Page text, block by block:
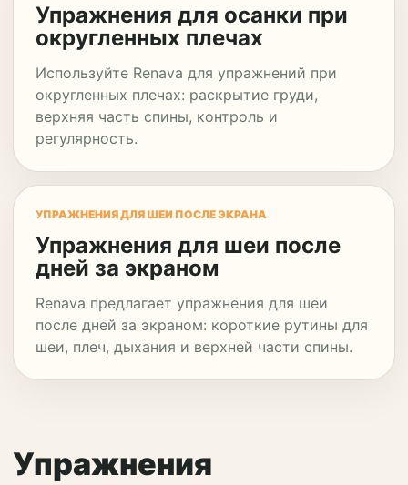
Упражнения для осанки при
округленных плечах
Используйте Renava для упражнений при
округленных плечах: раскрытие груди,
верхняя часть спины, контроль и
регулярность.
УПРАЖНЕНИЯ ДЛЯ ШЕИ ПОСЛЕ ЭКРАНА
Упражнения для шеи после
дней за экраном
Renava предлагает упражнения для шеи
после дней за экраном: короткие рутины для
шеи, плеч, дыхания и верхней части спины.
Упражнения